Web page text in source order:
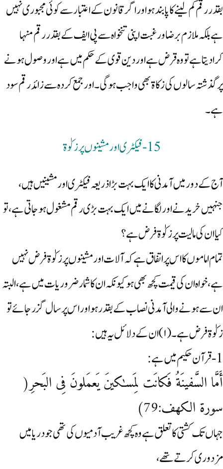
بقدر رقم کم لینے کا پابند ہو اور اگر قانون کے اعتبار سے کوئی مجبوری نہیں
ہے بلکہ ملازم برضا و رغبت اپنی تنخواہ سے پی ایف کے بقدر رقم منہا
کرا‌دیتا ہے تو وہ قرض ہے اور دین قوی کے حکم میں ہے اور وصول ہونے
پر گذشتہ سالوں کی زکاۃ بھی واجب ہوگی ۔اورجمع کردہ سے زائد رقم سود
ہے ۔
15-فیکٹری اور مشینوں پر زکوٰۃ
آج کے دور میں آمدنی کا ایک بہت بڑا ذریعہ فیکٹری اور مشینیں ہیں،
جنہیں خریدنے اور لگانے میں ایک بہت بڑی رقم مشغول ہوجاتی ہے، تو
کیا ان کی مالیت پر زکوٰۃ فرض ہے ؟
تمام اماموں کا اس پر اتفاق ہے کہ آلات اور مشینوں پر زکوٰۃ فرض نہیں
ہے،خواہ ان کی قیمت کچھ بھی ہو کیونکہ ان کا شمار ضروریات میں ہے، البتہ
ان سے ہونے والی آمدنی نصاب کے بقدر ہو اوراس پر سال گزر جائے تو
زکوٰۃ فرض ہے۔ (۱)ان کے دلائل یہ ہیں:
1-قرآن حکیم میں ہے :
أَمَّا السَّفينَةُ فَكانَت لِمَسـٰكينَ يَعمَلونَ فِى البَحرِ‌(
سورة الكهف:79)
جہاں تک کشتی کا تعلق ہے وہ کچھ غریب آدمیوں کی تھی جو دریا میں
مزدوری کرتے تھے،